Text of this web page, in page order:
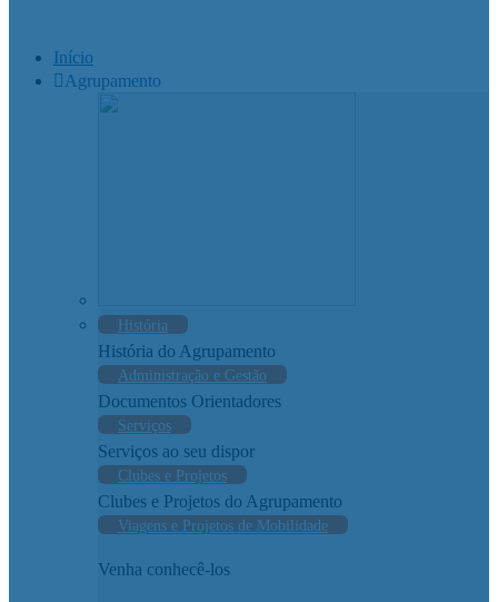
Início
Agrupamento
História
História do Agrupamento
Administração e Gestão
Documentos Orientadores
Serviços
Serviços ao seu dispor
Clubes e Projetos
Clubes e Projetos do Agrupamento
Viagens e Projetos de Mobilidade
Venha conhecê-los